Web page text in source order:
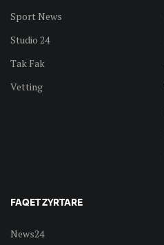
Sport News
Studio 24
Tak Fak
Vetting
FAQET ZYRTARE
News24